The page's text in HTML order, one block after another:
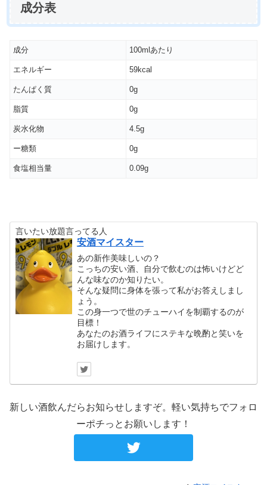
成分表
成分 100mlあたり
エネルギー 59kcal
たんぱく質 0g
脂質 0g
炭水化物 4.5g
ー糖類 0g
食塩相当量 0.09g
言いたい放題言ってる人
安酒マイスター
あの新作美味しいの？
こっちの安い酒、自分で飲むのは怖いけどど
んな味なのか知りたい。
そんな疑問に身体を張って私がお答えしまし
ょう。
この身一つで世のチューハイを制覇するのが
目標！
あなたのお酒ライフにステキな晩酌と笑いを
お届けします。
新しい酒飲んだらお知らせしますぞ。軽い気持ちでフォロ
ーポチっとお願いします！